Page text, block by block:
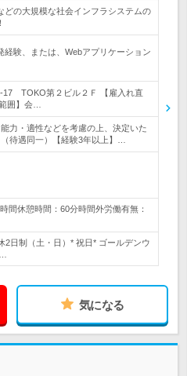
どの大規模な社会インフラシステムの
経験、または、Webアプリケーション
17 TOKO第２ビル２Ｆ 【雇入れ直
囲】会…
力・適性などを考慮の上、決定いた
待遇同一）【経験3年以上】…
間休憩時間：60分時間外労働有無：
2日制（土・日）* 祝日* ゴールデンウ
気になる